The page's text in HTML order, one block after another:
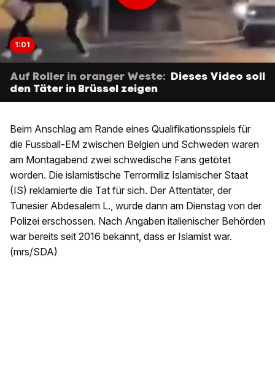
1:01
Auf Roller in oranger Weste: Dieses Video soll
den Täter in Brüssel zeigen
Beim Anschlag am Rande eines Qualifikationsspiels für
die Fussball-EM zwischen Belgien und Schweden waren
am Montagabend zwei schwedische Fans getötet
worden. Die islamistische Terrormiliz Islamischer Staat
(IS) reklamierte die Tat für sich. Der Attentäter, der
Tunesier Abdesalem L., wurde dann am Dienstag von der
Polizei erschossen. Nach Angaben italienischer Behörden
war bereits seit 2016 bekannt, dass er Islamist war.
(mrs/SDA)